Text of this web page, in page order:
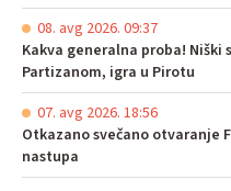
08. avg 2026. 09:37
Kakva generalna proba!
Partizanom, igra u Pirotu
07. avg 2026. 18:56
Otkazano svečano otvaranje
nastupa